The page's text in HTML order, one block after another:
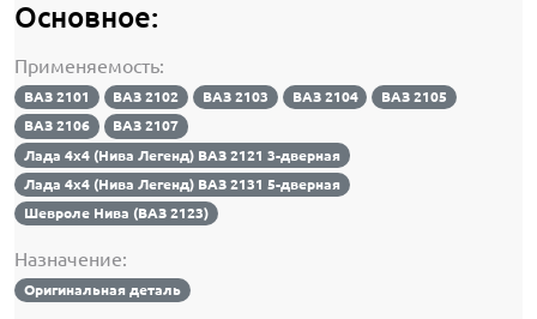
Основное:
Применяемость:
ВАЗ 2101 ВАЗ 2102 ВАЗ 2103 ВАЗ 2104
ВАЗ 2105
ВАЗ 2106
ВАЗ 2107
Лада 4х4 (Нива Легенд) ВАЗ 2121 3-дверная
Лада 4х4 (Нива Легенд) ВАЗ 2131 5-дверная
Шевроле Нива (ВАЗ 2123)
Назначение:
Оригинальная деталь